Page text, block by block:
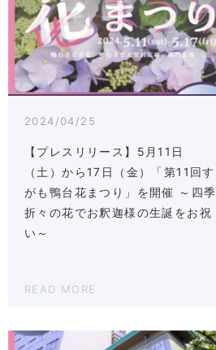
2024/04/25
【プレスリリース】5月11日
（土）から17日（金）「第11回す
がも鴨台花まつり」を開催 ～四季
折々の花でお釈迦様の生誕をお祝
い～
READ MORE